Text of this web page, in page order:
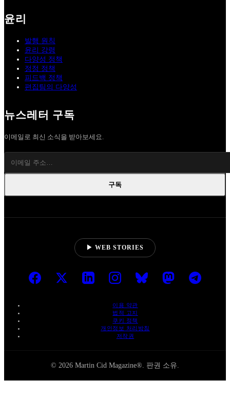
윤리
발행 원칙
윤리 강령
다양성 정책
정정 정책
피드백 정책
편집팀의 다양성
뉴스레터 구독
이메일로 최신 소식을 받아보세요.
구독
▶ WEB STORIES
이용 약관
법적 고지
쿠키 정책
개인정보 처리방침
저작권
© 2026 Martin Cid Magazine®. 판권 소유.